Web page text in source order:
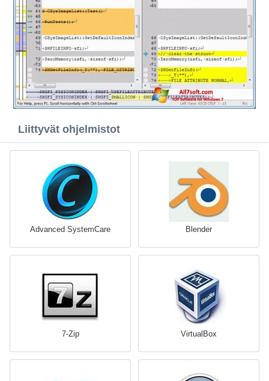
Liittyvät ohjelmistot
Advanced SystemCare Blender
7-Zip VirtualBox